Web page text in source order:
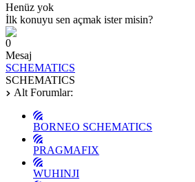
Henüz yok
İlk konuyu sen açmak ister misin?
0
Mesaj
SCHEMATICS
SCHEMATICS
Alt Forumlar:
BORNEO SCHEMATICS
PRAGMAFIX
WUHINJI